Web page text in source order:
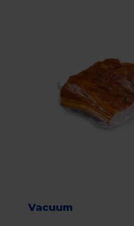
Vacuum